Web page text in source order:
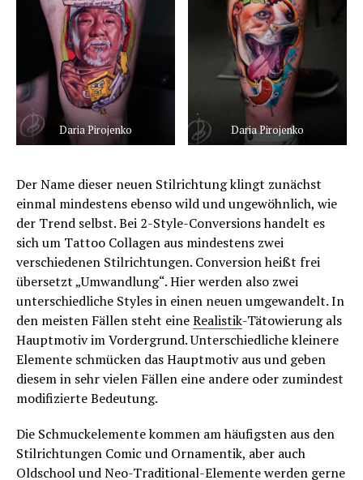
Daria Pirojenko Daria Pirojenko
Der Name dieser neuen Stilrichtung klingt zunächst
einmal mindestens ebenso wild und ungewöhnlich, wie
der Trend selbst. Bei 2-Style-Conversions handelt es
sich um Tattoo Collagen aus mindestens zwei
verschiedenen Stilrichtungen. Conversion heißt frei
übersetzt „Umwandlung“. Hier werden also zwei
unterschiedliche Styles in einen neuen umgewandelt. In
den meisten Fällen steht eineRealistik-Tätowierung als
Hauptmotiv im Vordergrund. Unterschiedliche kleinere
Elemente schmücken das Hauptmotiv aus und geben
diesem in sehr vielen Fällen eine andere oder zumindest
modifizierte Bedeutung.
Die Schmuckelemente kommen am häufigsten aus den
Stilrichtungen Comic und Ornamentik, aber auch
Oldschoolund Neo-Traditional-Elemente werden gerne